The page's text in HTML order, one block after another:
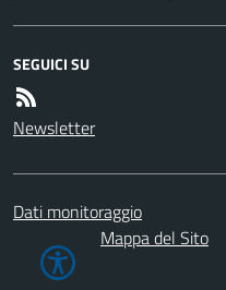
SEGUICI SU
Newsletter
Dati monitoraggio
Mappa del Sito